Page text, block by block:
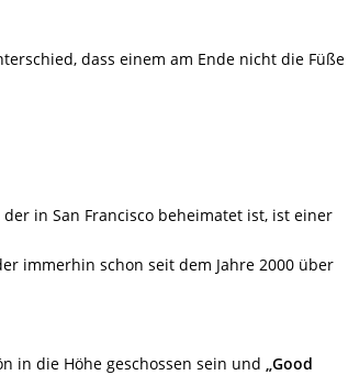
dass einem am Ende nicht die Füße
der in San Francisco beheimatet ist, ist einer
immerhin schon seit dem Jahre 2000 über
in die Höhe geschossen sein und „Good